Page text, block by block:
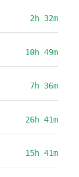
2h 32m
10h 49m
7h 36m
26h 41m
15h 41m